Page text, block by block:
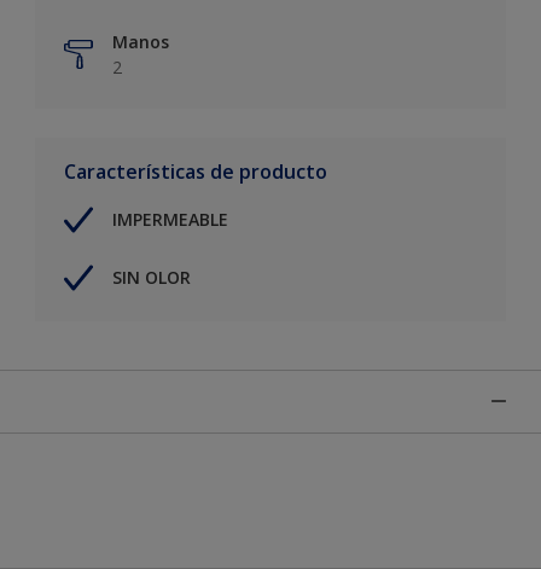
Manos
2
Características de producto
IMPERMEABLE
SIN OLOR